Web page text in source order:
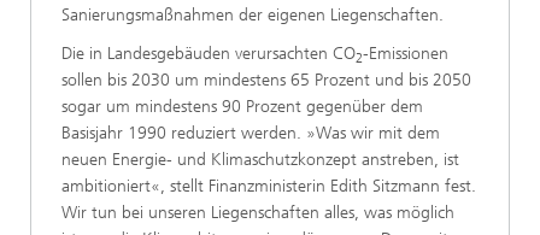
Sanierungsmaßnahmen der eigenen Liegenschaften.
Die in Landesgebäuden verursachten CO2-Emissionen
sollen bis 2030 um mindestens 65 Prozent und bis 2050
sogar um mindestens 90 Prozent gegenüber dem
Basisjahr 1990 reduziert werden. »Was wir mit dem
neuen Energie- und Klimaschutzkonzept anstreben, ist
ambitioniert«, stellt Finanzministerin Edith Sitzmann fest.
Wir tun bei unseren Liegenschaften alles, was möglich